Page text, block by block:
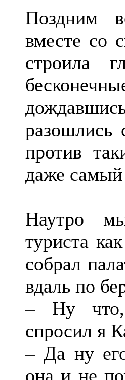
Поздним
вместе со
строила
разошлись
против
даже
Наутро
туриста
собрал
вдаль по
– Ну что,
спросил я
– Да ну
она и не